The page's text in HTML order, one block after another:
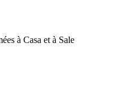
à Casa et à Sale